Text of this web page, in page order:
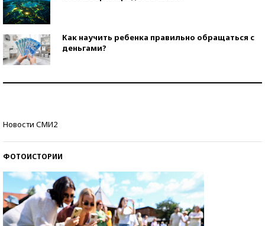
Как научить ребенка правильно обращаться с
деньгами?
Новости СМИ2
ФОТОИСТОРИИ